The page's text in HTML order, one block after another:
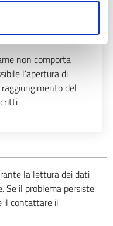
(sedi esame).
non comporta
l’apertura di
del
la lettura dei dati
Se il problema persiste
il contattare il